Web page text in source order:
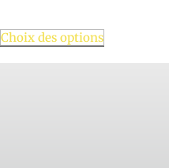
Choix des options